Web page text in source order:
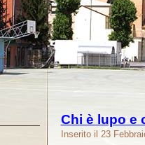
Chi è lupo e
Inserito il 23